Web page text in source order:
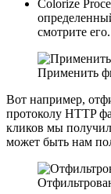
Colorize
смотрите его.
Применить
Вот например,
протоколу HTTP
кликов мы
может быть нам